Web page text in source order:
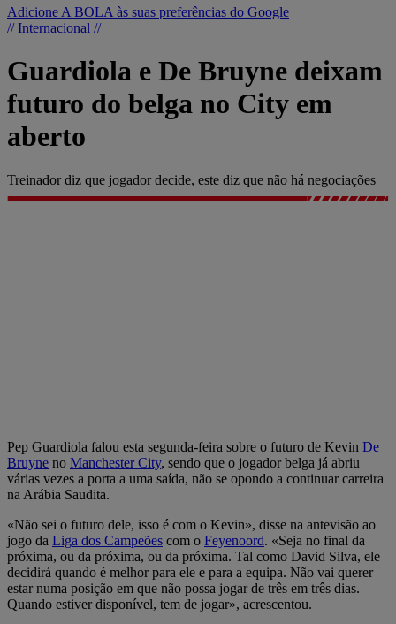
Adicione A BOLA às suas preferências do Google
// Internacional //
Guardiola e De Bruyne deixam
futuro do belga no City em
aberto
Treinador diz que jogador decide, este diz que não há negociações
Pep Guardiola falou esta segunda-feira sobre o futuro de Kevin De
Bruyne no Manchester City, sendo que o jogador belga já abriu
várias vezes a porta a uma saída, não se opondo a continuar carreira
na Arábia Saudita.
«Não sei o futuro dele, isso é com o Kevin», disse na antevisão ao
jogo da Liga dos Campeões com o Feyenoord. «Seja no final da
próxima, ou da próxima, ou da próxima. Tal como David Silva, ele
decidirá quando é melhor para ele e para a equipa. Não vai querer
estar numa posição em que não possa jogar de três em três dias.
Quando estiver disponível, tem de jogar», acrescentou.